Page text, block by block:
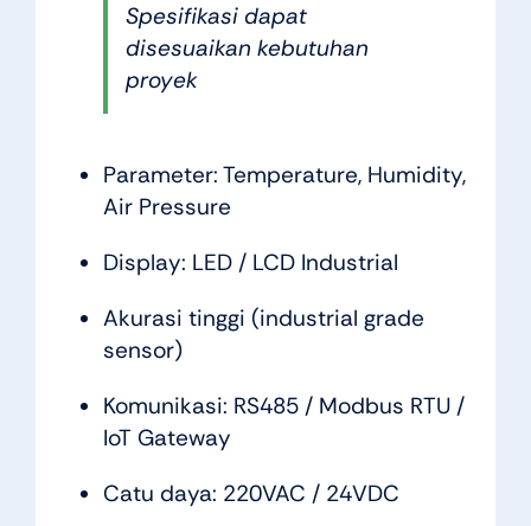
Spesifikasi dapat
disesuaikan kebutuhan
proyek
Parameter: Temperature, Humidity,
Air Pressure
Display: LED / LCD Industrial
Akurasi tinggi (industrial grade
sensor)
Komunikasi: RS485 / Modbus RTU /
IoT Gateway
Catu daya: 220VAC / 24VDC